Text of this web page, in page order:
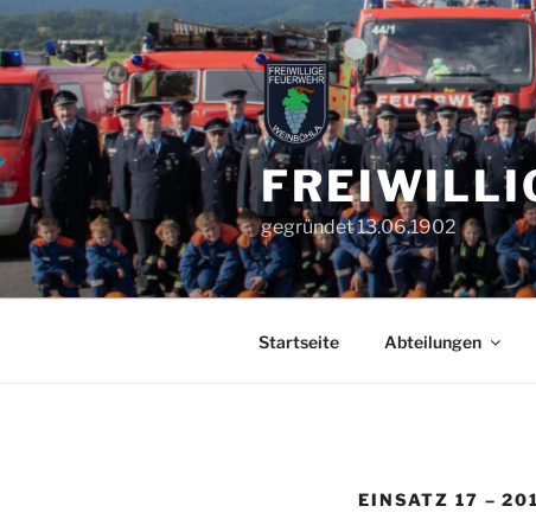
Zum
Inhalt
springen
gegründet 13.06.1902
Startseite Abteilungen
EINSATZ 17 –